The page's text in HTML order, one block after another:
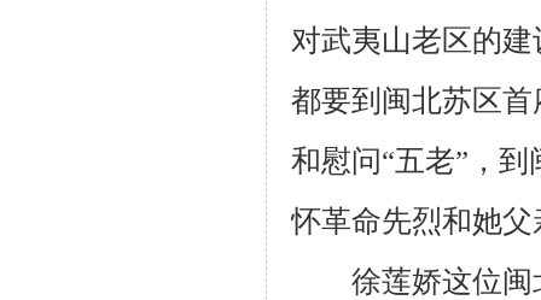
对武夷山老区的
都要到闽北苏区
和慰问“五老”，
怀革命先烈和她
徐莲娇这位闽